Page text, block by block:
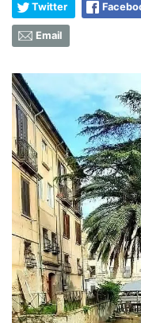
Twitter
Email